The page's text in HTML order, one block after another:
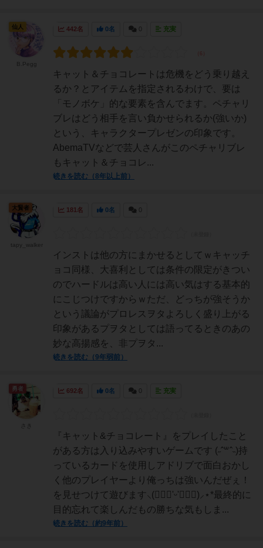
442名 0名 0 充実
キャット＆チョコレートは危機をどう乗り越え
るか？とアイテムを指定されるわけで、要は
「モノボケ」的な要素を含んでます。ペチャリ
ブレはどう相手を言い負かせられるか(強いか)
という、キャラクタープレゼンの印象です。
AbemaTVなどで芸人さんがこのペチャリブレ
もキャット＆チョコレ...
続きを読む（8年以上前）
仙人
B.Pegg
181名 0名 0
インストは他の方にまかせるとしてｗキャッチ
ョコ同様、大喜利としては条件の限定がきつい
のでハードルは高い人には高い気はする基本的
にこじつけですからｗただ、どっちが強そうか
という議論がプロレスヲタよろしく盛り上がる
印象があるプヲタとしては語ってるときのあの
妙な高揚感を、非プヲタ...
続きを読む（9年弱前）
大賢者
tapy_walker
692名 0名 0 充実
『キャット&チョコレート』をプレイしたこと
がある方は入り込みやすいゲームです (˶ˆ꒳ˆ˵)持
っているカードを使用しアドリブで面白おかし
く他のプレイヤーより俺っちは強いんだぜぇ！
を見せつけて遊びます⸜(๑⃙⃘'ᵕ'๑⃙⃘)⸝⋆︎*最終的に
目的忘れて楽しんだもの勝ちな気もしま...
続きを読む（約9年前）
勇者
さき